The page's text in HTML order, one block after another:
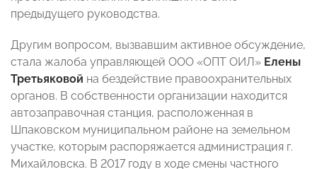
предыдущего руководства.
Другим вопросом, вызвавшим активное обсуждение,
стала жалоба управляющей ООО «ОПТ ОИЛ» Елены
Третьяковой на бездействие правоохранительных
органов. В собственности организации находится
автозаправочная станция, расположенная в
Шпаковском муниципальном районе на земельном
участке, которым распоряжается администрация г.
Михайловска. В 2017 году в ходе смены частного